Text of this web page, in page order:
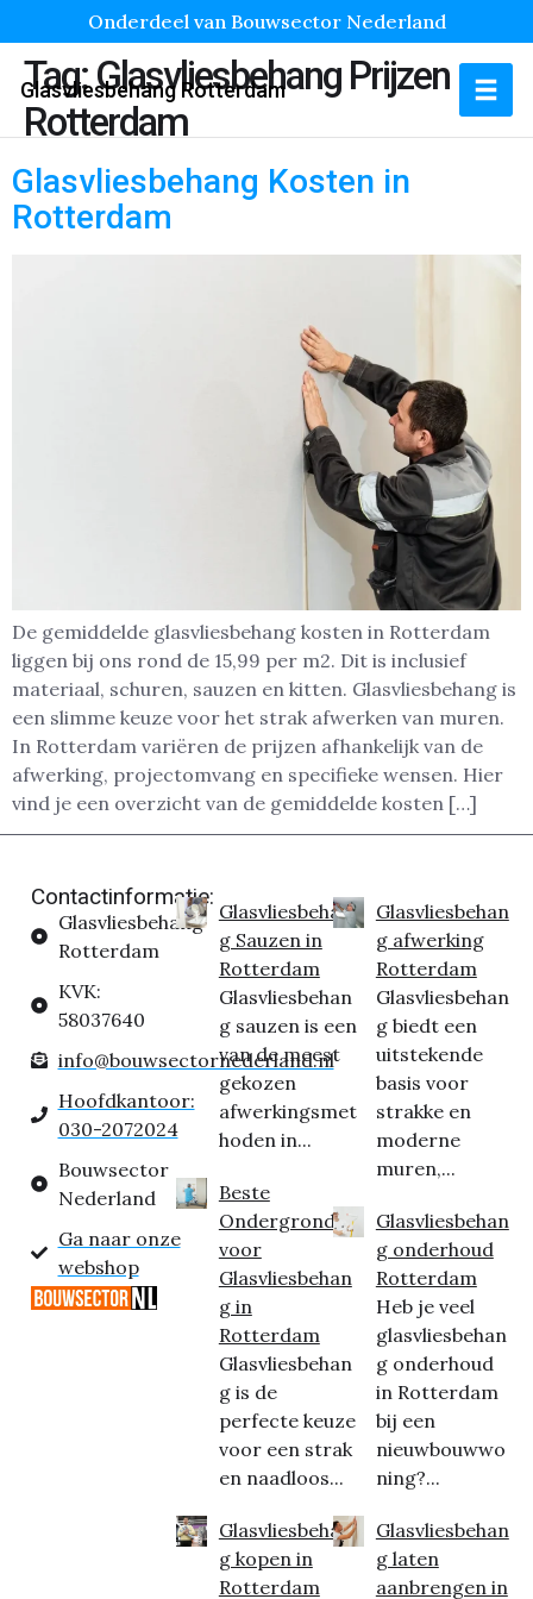
Onderdeel van Bouwsector Nederland
Glasvliesbehang Rotterdam
Tag:Glasvliesbehang Prijzen
Rotterdam
Glasvliesbehang Kosten in
Rotterdam
De gemiddelde glasvliesbehang kosten in Rotterdam
liggen bij ons rond de 15,99 per m2. Dit is inclusief
materiaal, schuren, sauzen en kitten. Glasvliesbehang is
een slimme keuze voor het strak afwerken van muren.
In Rotterdam variëren de prijzen afhankelijk van de
afwerking, projectomvang en specifieke wensen. Hier
vind je een overzicht van de gemiddelde kosten […]
Contactinformatie:
Glasvliesbehang
Rotterdam
KVK:
58037640
info@bouwsectornederland.nl
Hoofdkantoor:
030-2072024
Bouwsector
Nederland
Ga naar onze
webshop
Glasvliesbehan
g Sauzen in
Rotterdam
Glasvliesbehan
g sauzen is een
van de meest
gekozen
afwerkingsmet
hoden in...
Beste
Ondergrond
voor
Glasvliesbehan
g in
Rotterdam
Glasvliesbehan
g is de
perfecte keuze
voor een strak
en naadloos...
Glasvliesbehan
g kopen in
Rotterdam
Glasvliesbehan
g afwerking
Rotterdam
Glasvliesbehan
g biedt een
uitstekende
basis voor
strakke en
moderne
muren,...
Glasvliesbehan
g onderhoud
Rotterdam
Heb je veel
glasvliesbehan
g onderhoud
in Rotterdam
bij een
nieuwbouwwo
ning?...
Glasvliesbehan
g laten
aanbrengen in